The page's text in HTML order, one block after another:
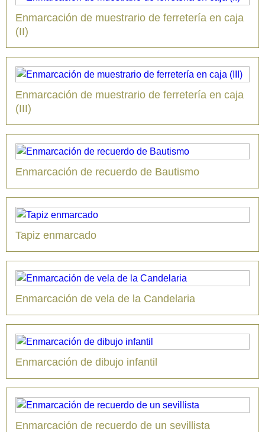
Enmarcación de muestrario de ferretería en caja
(II)
Enmarcación de muestrario de ferretería en caja
(III)
Enmarcación de recuerdo de Bautismo
Tapiz enmarcado
Enmarcación de vela de la Candelaria
Enmarcación de dibujo infantil
Enmarcación de recuerdo de un sevillista